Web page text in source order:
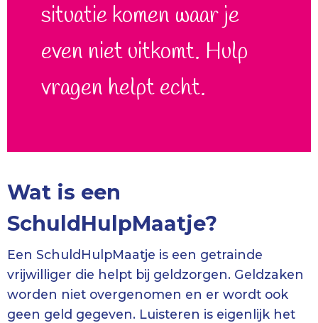
situatie komen waar je
even niet uitkomt. Hulp
vragen helpt echt.
Wat is een
SchuldHulpMaatje?
Een SchuldHulpMaatje is een getrainde
vrijwilliger die helpt bij geldzorgen. Geldzaken
worden niet overgenomen en er wordt ook
geen geld gegeven. Luisteren is eigenlijk het